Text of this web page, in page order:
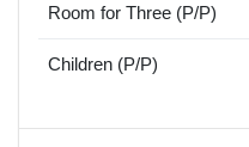
Room for Three (P/P)
Children (P/P)